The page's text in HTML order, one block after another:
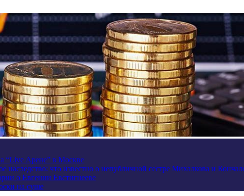
“Live Арене” в Москве
наследство: что известно о непубличной сестре Михалкова и
о Евгении Евстигнееве
на суше